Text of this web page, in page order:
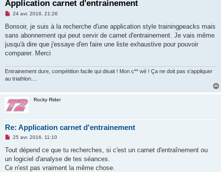
Application carnet d'entrainement
M
s
a
g
n
n
l
u
24 avr. 2016, 21:26
Bonsoir, je suis à la recherche d'une application style trainingpeacks mais
sans abonnement qui peut servir de carnet d'entrainement. Je vais même
jusqu'à dire que j'essaye d'en faire une liste exhaustive pour pouvoir
comparer. Merci
Entrainement dure, compétition facile qui disait ! Mon c** wé ! Ça ne doit pas s'appliquer
au triathlon....
Rocky Rider
Re: Application carnet d'entrainement
M
s
a
g
25 avr. 2016, 11:10
Tout dépend ce que tu recherches, si c'est un carnet d'entraînement ou
un logiciel d'analyse de tes séances.
Ce n'est pas vraiment la même chose.